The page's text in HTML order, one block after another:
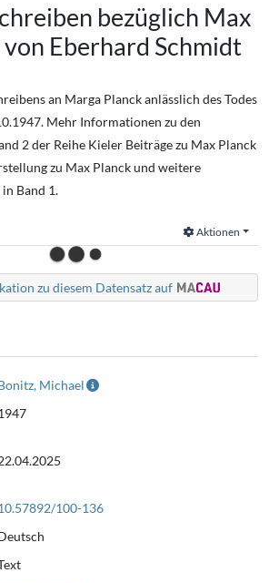
bezüglich Max
von Eberhard Schmidt
an Marga Planck anlässlich des Todes
Mehr Informationen zu den
2 der Reihe Kieler Beiträge zu Max Planck
zu Max Planck und weitere
Band 1.
Aktionen
zu diesem Datensatz auf
Michael
100-136